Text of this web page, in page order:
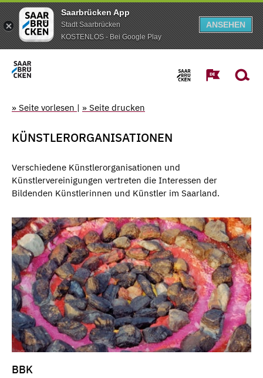
Saarbrücken App
Stadt Saarbrücken
KOSTENLOS - Bei Google Play
ANSEHEN
» Seite vorlesen | » Seite drucken
KÜNSTLERORGANISATIONEN
Verschiedene Künstlerorganisationen und
Künstlervereinigungen vertreten die Interessen der
Bildenden Künstlerinnen und Künstler im Saarland.
BBK